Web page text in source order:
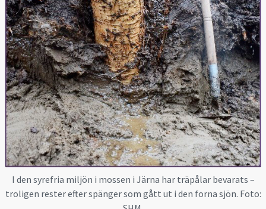
I den syrefria miljön i mossen i Järna har träpålar bevarats –
troligen rester efter spänger som gått ut i den forna sjön. Foto: